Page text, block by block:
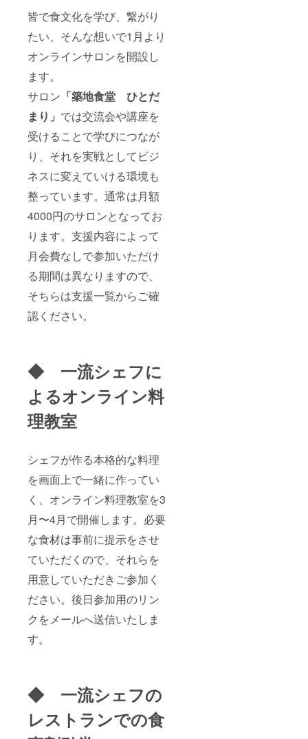
皆で食文化を学び、繋がり
たい、そんな想いで1月より
オンラインサロンを開設し
ます。
サロン 「築地食堂 ひとだ
まり」 では交流会や講座を
受けることで学びにつなが
り、それを実戦としてビジ
ネスに変えていける環境も
整っています。通常は月額
4000円のサロンとなってお
ります。支援内容によって
月会費なしで参加いただけ
る期間は異なりますので、
そちらは支援一覧からご確
認ください。
◆ 一流シェフに
よるオンライン料
理教室
シェフが作る本格的な料理
を画面上で一緒に作ってい
く、オンライン料理教室を3
月〜4月で開催します。必要
な食材は事前に提示をさせ
ていただくので、それらを
用意していただきご参加く
ださい。後日参加用のリン
クをメールへ送信いたしま
す。
◆ 一流シェフの
レストランでの食